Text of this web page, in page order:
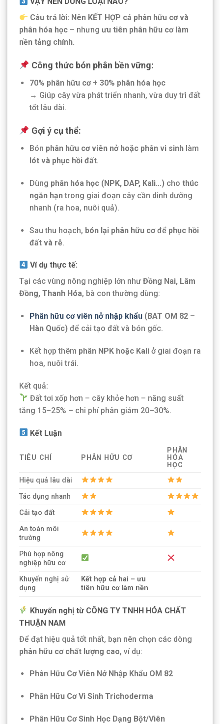
Câu trả lời: Nên KẾT HỢP cả phân hữu cơ và
phân hóa học – nhưng ưu tiên phân hữu cơ làm
nền tảng chính.
Công thức bón phân bền vững:
70% phân hữu cơ + 30% phân hóa học
→ Giúp cây vừa phát triển nhanh, vừa duy trì đất
tốt lâu dài.
Gợi ý cụ thể:
Bón phân hữu cơ viên nở hoặc phân vi sinhlàm
lót và phục hồi đất.
Dùng phân hóa học (NPK, DAP, Kali…)cho thúc
ngắn hạntrong giai đoạn cây cần dinh dưỡng
nhanh (ra hoa, nuôi quả).
Sau thu hoạch, bón lại phân hữu cơđể phục hồi
đất và rễ.
Ví dụ thực tế:
Tại các vùng nông nghiệp lớn nhưĐồng Nai, Lâm
Đồng, Thanh Hóa, bà con thường dùng:
Phân hữu cơ viên nở nhập khẩu(BAT OM 82 –
Hàn Quốc)để cải tạo đất và bón gốc.
Kết hợp thêm phân NPK hoặc Kaliở giai đoạn ra
hoa, nuôi trái.
Kết quả:
Đất tơi xốp hơn – cây khỏe hơn – năng suất
tăng 15–25% – chi phí phân giảm 20–30%.
Kết Luận
TIÊU CHÍ PHÂN HỮU CƠ
PHÂN
HÓA
HỌC
Hiệu quả lâu dài
Tác dụng nhanh
Cải tạo đất
An toàn môi
trường
Phù hợp nông
nghiệp hữu cơ
Khuyến nghị sử
dụng
Kết hợp cả hai – ưu
tiên hữu cơ làm nền
Khuyến nghị từ CÔNG TY TNHH HÓA CHẤT
THUẬN NAM
Để đạt hiệu quả tốt nhất, bạn nên chọn các dòng
phân hữu cơ chất lượng cao, ví dụ:
Phân Hữu Cơ Viên Nở Nhập Khẩu OM 82
Phân Hữu Cơ Vi Sinh Trichoderma
Phân Hữu Cơ Sinh Học Dạng Bột/Viên